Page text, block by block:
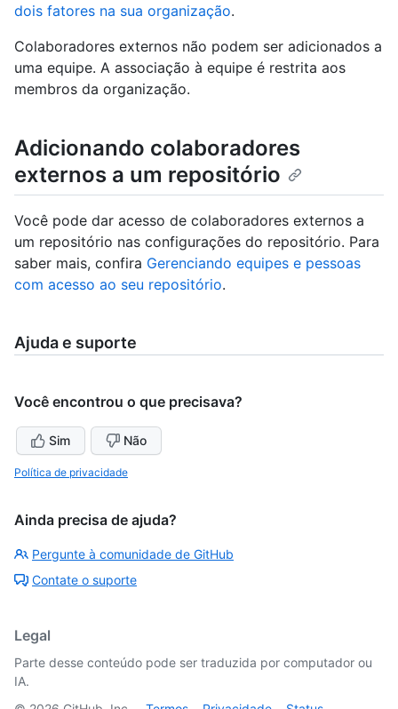
dois fatores na sua organização.
Colaboradores externos não podem ser adicionados a
uma equipe. A associação à equipe é restrita aos
membros da organização.
Adicionando colaboradores
externos a um repositório
Você pode dar acesso de colaboradores externos a
um repositório nas configurações do repositório. Para
saber mais, confira Gerenciando equipes e pessoas
com acesso ao seu repositório.
Ajuda e suporte
Você encontrou o que precisava?
Sim Não
Política de privacidade
Ainda precisa de ajuda?
Pergunte à comunidade de GitHub
Contate o suporte
Legal
Parte desse conteúdo pode ser traduzida por computador ou
IA.